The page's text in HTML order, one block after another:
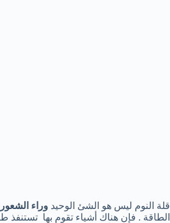
قلة النوم ليس هو الشئ الوحيد وراء
الطاقة . فإن هناك أشياء تقوم بها تستنفذ